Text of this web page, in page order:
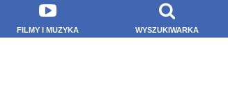
FILMY I MUZYKA WYSZUKIWARKA